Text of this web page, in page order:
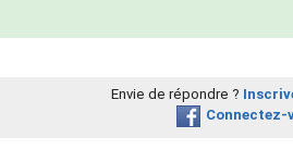
Envie de répondre ?
Connectez-